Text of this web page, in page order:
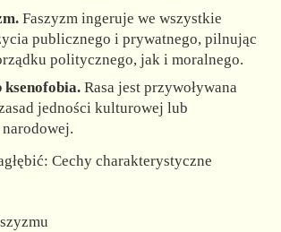
Faszyzm ingeruje we wszystkie
publicznego i prywatnego, pilnując
politycznego, jak i moralnego.
ksenofobia. Rasa jest przywoływana
jedności kulturowej lub
Cechy charakterystyczne